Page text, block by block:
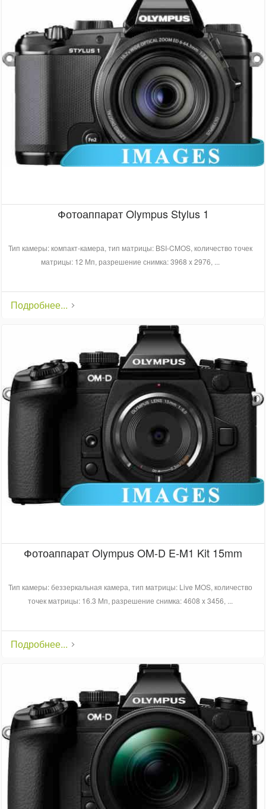
Фотоаппарат Olympus Stylus 1
Тип камеры: компакт-камера, тип матрицы: BSI-CMOS, количество точек
матрицы: 12 Мп, разрешение снимка: 3968 x 2976, ...
Подробнее...
Фотоаппарат Olympus OM-D E-M1 Kit 15mm
Тип камеры: беззеркальная камера, тип матрицы: Live MOS, количество
точек матрицы: 16.3 Мп, разрешение снимка: 4608 x 3456, ...
Подробнее...